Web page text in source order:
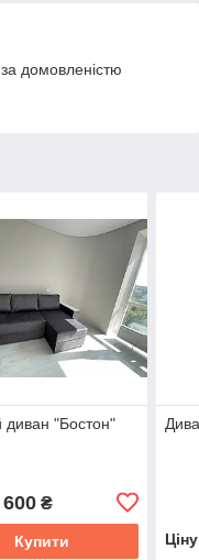
домовленістю
диван "Бостон"
₴
Купити